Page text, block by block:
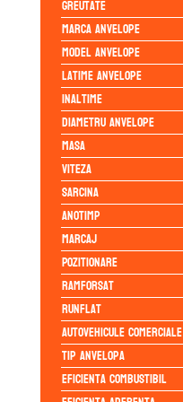
Greutate
Marca anvelope
Model anvelope
Latime anvelope
Inaltime
Diametru anvelope
Masa
Viteza
Sarcina
Anotimp
Marcaj
Pozitionare
Ramforsat
Runflat
Autovehicule comerciale
Tip anvelopa
Eficienta Combustibil